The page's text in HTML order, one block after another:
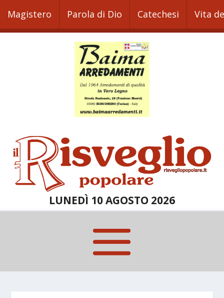
Magistero Parola di Dio Catechesi Vita
LUNEDÌ 10 AGOSTO 2026